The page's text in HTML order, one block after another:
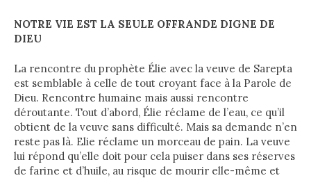
NOTRE VIE EST LA SEULE OFFRANDE DIGNE DE
DIEU
La rencontre du prophète Élie avec la veuve de Sarepta
est semblable à celle de tout croyant face à la Parole de
Dieu. Rencontre humaine mais aussi rencontre
déroutante. Tout d’abord, Élie réclame de l’eau, ce qu’il
obtient de la veuve sans difficulté. Mais sa demande n’en
reste pas là. Elie réclame un morceau de pain. La veuve
lui répond qu’elle doit pour cela puiser dans ses réserves
de farine et d’huile, au risque de mourir elle-même et